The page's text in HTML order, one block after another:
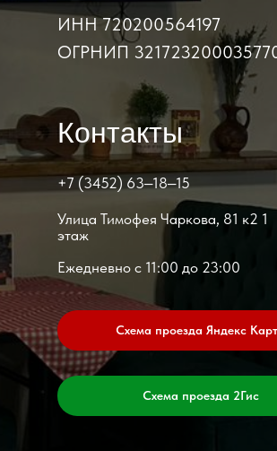
Контакты
Ежедневно с 11:00 до 23:00
+7 (3452) 63‒18‒15
​Улица Тимофея Чаркова, 81 к2​ 1
этаж
ИНН 720200564197
ОГРНИП
Схема проезда 2Гис
Схема проезда Яндекс